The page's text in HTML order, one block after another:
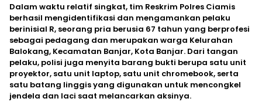
Dalam waktu relatif singkat, tim Reskrim Polres Ciamis
berhasil mengidentifikasi dan mengamankan pelaku
berinisial R, seorang pria berusia 67 tahun yang berprofesi
sebagai pedagang dan merupakan warga Kelurahan
Balokang, Kecamatan Banjar, Kota Banjar. Dari tangan
pelaku, polisi juga menyita barang bukti berupa satu unit
proyektor, satu unit laptop, satu unit chromebook, serta
satu batang linggis yang digunakan untuk mencongkel
jendela dan laci saat melancarkan aksinya.